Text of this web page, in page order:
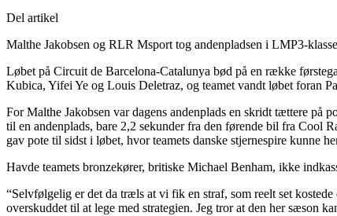
Del artikel
Malthe Jakobsen og RLR Msport tog andenpladsen i LMP3-
Løbet på Circuit de Barcelona-Catalunya bød på en række
Kubica, Yifei Ye og Louis Deletraz, og teamet vandt løbet foran
For Malthe Jakobsen var dagens andenplads en skridt tættere på
til en andenplads, bare 2,2 sekunder fra den førende bil fra Cool
gav pote til sidst i løbet, hvor teamets danske stjernespire kunne
Havde teamets bronzekører, britiske Michael Benham, ikke
“Selvfølgelig er det da træls at vi fik en straf, som reelt set
overskuddet til at lege med strategien. Jeg tror at den her sæson